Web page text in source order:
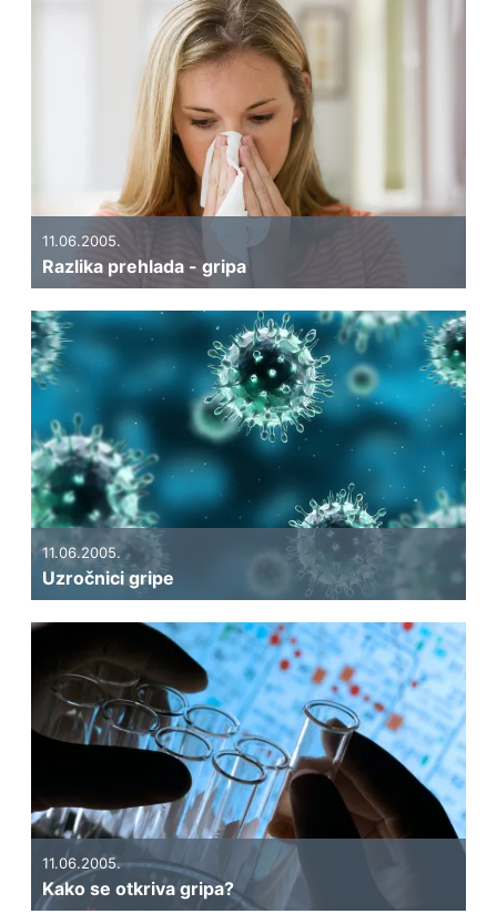
11.06.2005.
Razlika prehlada - gripa
11.06.2005.
Uzročnici gripe
11.06.2005.
Kako se otkriva gripa?